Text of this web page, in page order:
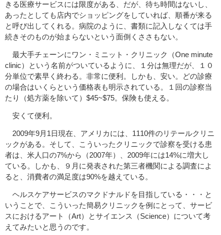
きる医療サービスには限度がある、だが、待ち時間はないし、
あったとしても店内でショッピングをしていれば、順番が来る
と呼び出してくれる。病院のように、書類に記入しなくては手
続きそのものが始まらないという面倒くささもない。
最大手チェーンにワン・ミニット・クリニック（One minute
clinic）という名前がついているように、１分は無理だが、１０
分単位で素早く終わる。非常に便利。しかも、安い。どの診療
の場合はいくらという価格表も明示されている。１回の診察当
たり（処方薬を除いて）$45~$75。保険も使える。
安くて便利。
2009年9月1日現在、アメリカには、1110件のリテールクリニ
ックがある。そして、こういったクリニックで診察を受ける患
者は、米人口の7%から（2007年）、2009年には14%に増大し
ている。しかも、９月に発表された第三者機関による調査によ
ると、消費者の満足度は90%を越えている。
ヘルスケアサービスのマクドナルドを目指している・・・と
いうことで、こういった簡易クリニックを例にとって、サービ
スにおけるアート（Art）とサイエンス（Science）について考
えてみたいと思うのです。